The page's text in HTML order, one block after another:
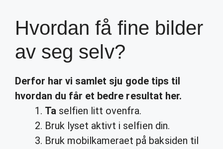
Hvordan få fine bilder
av seg selv?
Derfor har vi samlet sju gode tips til
hvordan du får et bedre resultat her.
Ta selfien litt ovenfra.
Bruk lyset aktivt i selfien din.
Bruk mobilkameraet på baksiden til